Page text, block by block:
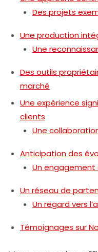
Des projets
Une production
Une
Des outils
marché
Une expérience
clients
Une
Anticipation des
Un engagement
Un réseau de
Un regard vers
Témoignages sur